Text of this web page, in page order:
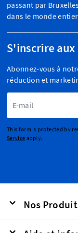
passant par
dans le monde
S'inscrire
Abonnez-vous à
réduction et
This form is protected by
Service apply.
Nos